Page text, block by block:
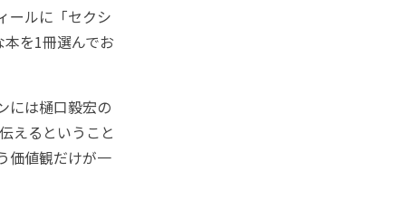
ールに「セクシ
を1冊選んでお
には樋口毅宏の
えるということ
価値観だけが一